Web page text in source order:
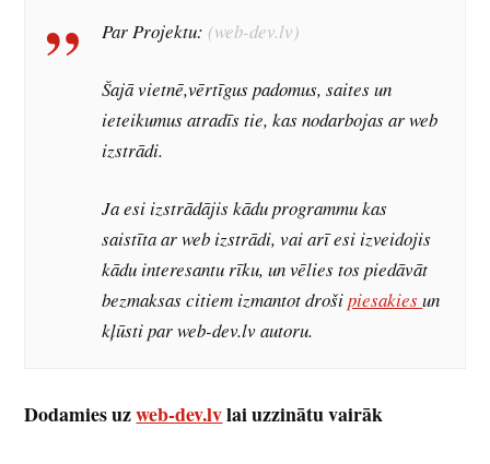
Par Projektu: (web-dev.lv)
Šajā vietnē,vērtīgus padomus, saites un
ieteikumus atradīs tie, kas nodarbojas ar web
izstrādi.
Ja esi izstrādājis kādu programmu kas
saistīta ar web izstrādi, vai arī esi izveidojis
kādu interesantu rīku, un vēlies tos piedāvāt
bezmaksas citiem izmantot drošipiesakiesun
kļūsti par web-dev.lv autoru.
Dodamies uzweb-dev.lvlai uzzinātu vairāk